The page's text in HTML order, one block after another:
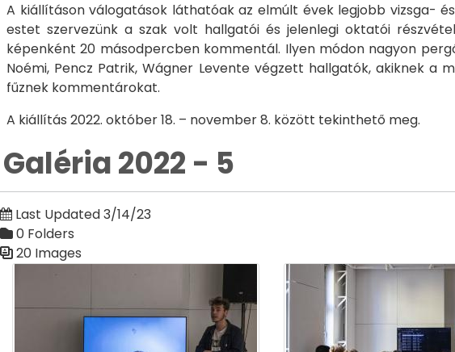
A kiállításon válogatások láthatóak az elmúlt évek legjobb vizsga-
estet szervezünk a szak volt hallgatói és jelenlegi oktatói
képenként 20 másodpercben kommentál. Ilyen módon nagyon
Noémi, Pencz Patrik, Wágner Levente végzett hallgatók, akiknek a
fűznek kommentárokat.
A kiállítás 2022. október 18. – november 8. között tekinthető meg.
Galéria 2022 - 5
Last Updated 3/14/23
0 Folders
20 Images